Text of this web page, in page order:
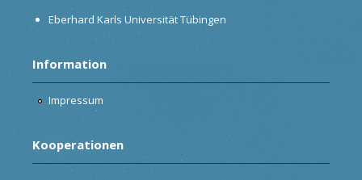
Eberhard Karls Universität Tübingen
Information
Impressum
Kooperationen